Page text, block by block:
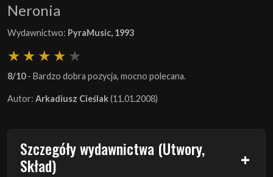
Neronia
Wydawnictwo: PyraMusic, 1993
8/10- Bardzo dobra pozycja, mocno polecana.
Autor: Arkadiusz Cieślak(11.01.2008)
Szczegóły wydawnictwa (Utwory,
Skład)